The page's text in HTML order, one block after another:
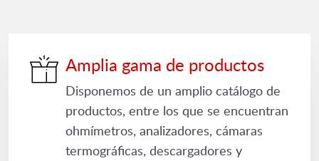
Amplia gama de productos
Disponemos de un amplio catálogo de
productos, entre los que se encuentran
ohmímetros, analizadores, cámaras
termográficas, descargadores y